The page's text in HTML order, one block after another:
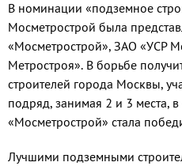
В номинации «подземное
Мосметрострой была
«Мосметрострой», ЗАО «УСР
Метростроя». В борьбе
строителей города Москвы,
подряд, занимая 2 и 3 места,
«Мосметрострой» стала
Лучшими подземными